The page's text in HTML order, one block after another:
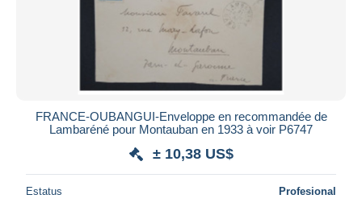
FRANCE-OUBANGUI-Enveloppe en recommandée de
Lambaréné pour Montauban en 1933 à voir P6747
± 10,38 US$
Estatus Profesional